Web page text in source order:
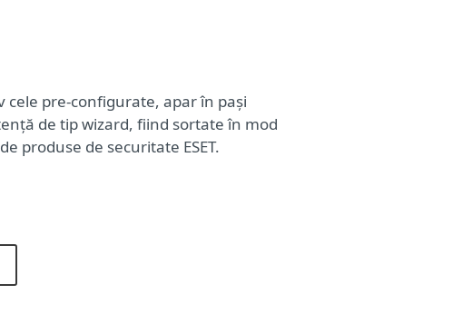
cele pre-configurate, apar în pași
de tip wizard, fiind sortate în mod
produse de securitate ESET.